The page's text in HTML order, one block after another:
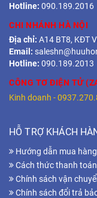
Hotline: 090.189.2016
CHI NHÁNH HÀ NỘI
Địa chỉ: A14 BT8, KĐT
Email:
Hotline: 090.189.2013
CÔNG TƠ ĐIỆN TỬ
Kinh doanh -
HỖ TRỢ KHÁCH
Hướng dẫn mua hàng
Cách thức thanh toán
Chính sách vận
Chính sách đổi trả